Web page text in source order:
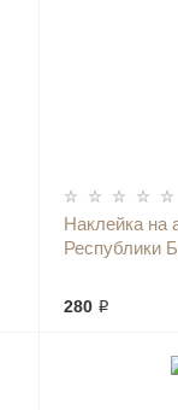
Наклейка на
Республики
280 ₽